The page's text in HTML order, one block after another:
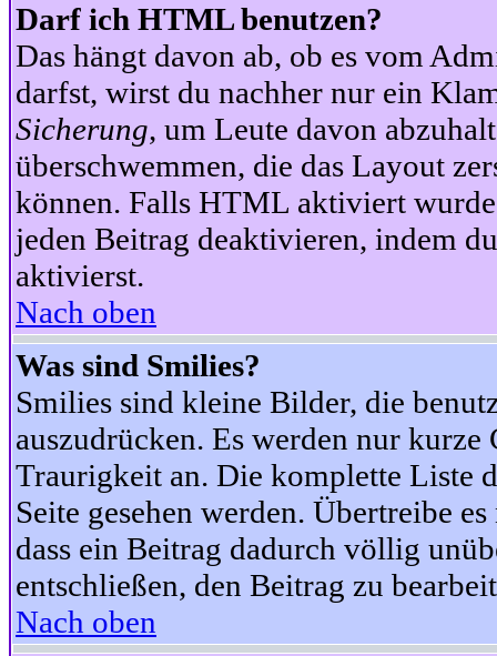
Darf ich HTML benutzen?
Das hängt davon ab, ob es vom
darfst, wirst du nachher nur ein
Sicherung, um Leute davon
überschwemmen, die das Layout
können. Falls HTML aktiviert
jeden Beitrag deaktivieren, indem
aktivierst.
Nach oben
Was sind Smilies?
Smilies sind kleine Bilder, die
auszudrücken. Es werden nur
Traurigkeit an. Die komplette Liste
Seite gesehen werden. Übertreibe
dass ein Beitrag dadurch völlig
entschließen, den Beitrag zu
Nach oben